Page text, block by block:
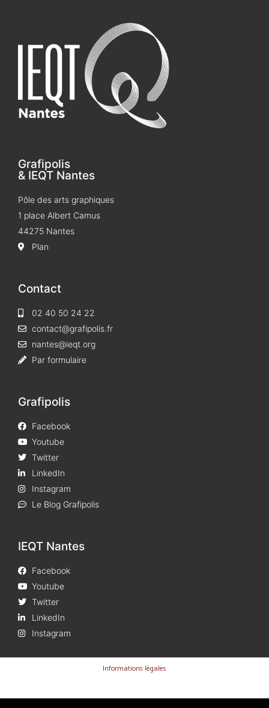
Grafipolis
& IEQT Nantes
Pôle des arts graphiques
1 place Albert Camus
44275 Nantes
Plan
Contact
02 40 50 24 22
contact@grafipolis.fr
nantes@ieqt.org
Par formulaire
Grafipolis
Facebook
Youtube
Twitter
LinkedIn
Instagram
Le Blog Grafipolis
IEQT Nantes
Facebook
Youtube
Twitter
LinkedIn
Instagram
Informations légales